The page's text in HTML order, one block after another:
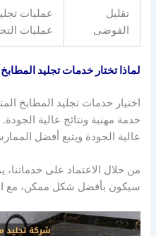
تقليل
الفوضى
عمليات
عمليات
لماذا تختار خدمات تجليد
اختيار خدمات تجليد
خدمة مهنية ونتائج عالية
عالية الجودة ويتبع أفضل
من خلال الاعتماد على
سيكون بأفضل شكل ممكن، مع